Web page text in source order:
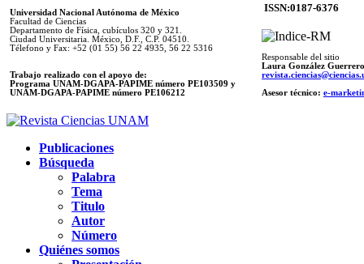
Universidad Nacional Autónoma de México
Facultad de Ciencias
Departamento de Física, cubículos 320 y 321.
Ciudad Universitaria. México, D.F., C.P. 04510.
Télefono y Fax: +52 (01 55) 56 22 4935, 56 22 5316
Trabajo realizado con el apoyo de:
Programa UNAM-DGAPA-PAPIME número PE103509 y
UNAM-DGAPA-PAPIME número PE106212
ISSN:0187-6376
Responsable del sitio
Laura González Guerrero
Asesor técnico: e-
Publicaciones
Búsqueda
Palabra
Tema
Titulo
Autor
Número
Quiénes somos